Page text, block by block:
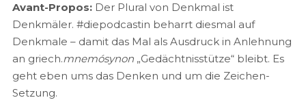
Avant-Propos:Der Plural von Denkmal ist
Denkmäler. #diepodcastin beharrt diesmal auf
Denkmale – damit das Mal als Ausdruck in Anlehnung
an griech.mnemósynon„Gedächtnisstütze“ bleibt. Es
geht eben ums das Denken und um die Zeichen-
Setzung.